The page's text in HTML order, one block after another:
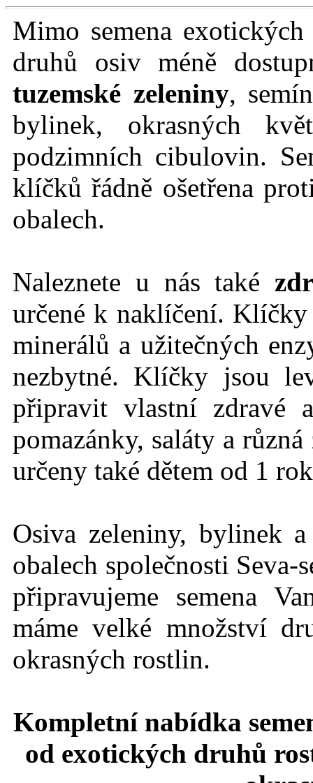
Mimo semena
druhů osiv méně
tuzemské zeleniny,
bylinek, okrasných
podzimních cibulovin.
klíčků řádně ošetřena
obalech.
Naleznete u nás také
určené k naklíčení.
minerálů a užitečných
nezbytné. Klíčky jsou
připravit vlastní zdravé
pomazánky, saláty a
určeny také dětem od 1
Osiva zeleniny, bylinek
obalech společnosti Seva-
připravujeme semena
máme velké množství
okrasných rostlin.
Kompletní nabídka
od exotických druhů